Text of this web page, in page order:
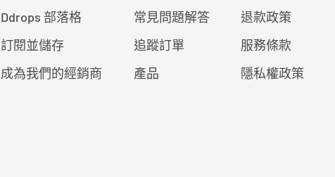
Ddrops 部落格
訂閱並儲存
成為我們的經銷商
常見問題解答
追蹤訂單
產品
退款政策
服務條款
隱私權政策